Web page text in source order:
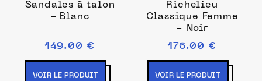
Sandales à talon
- Blanc
149.00 €
VOIR LE PRODUIT
Richelieu
Classique Femme
- Noir
176.00 €
VOIR LE PRODUIT